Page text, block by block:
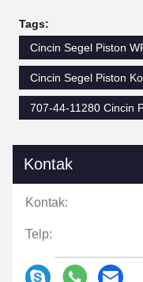
Tags:
Cincin Segel Piston
Cincin Segel Piston
707-44-11280 Cincin
Kontak
Kontak:
Telp: